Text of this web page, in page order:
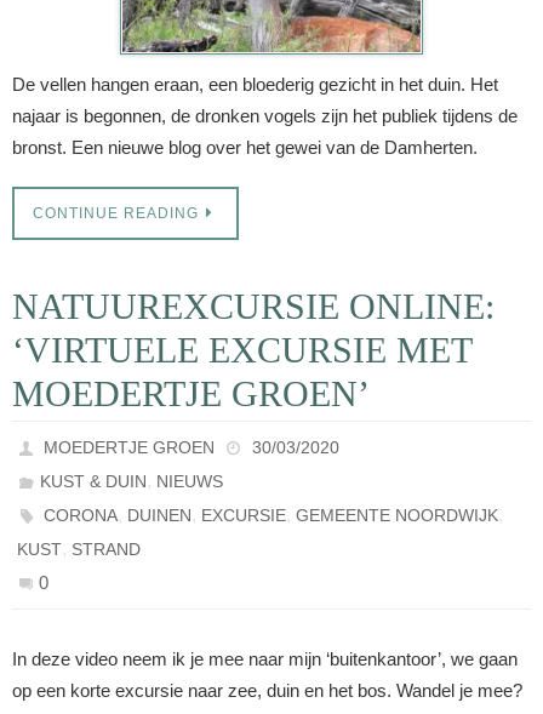
De vellen hangen eraan, een bloederig gezicht in het duin. Het
najaar is begonnen, de dronken vogels zijn het publiek tijdens de
bronst. Een nieuwe blog over het gewei van de Damherten.
CONTINUE READING
NATUUREXCURSIE ONLINE:
‘VIRTUELE EXCURSIE MET
MOEDERTJE GROEN’
MOEDERTJE GROEN
30/03/2020
KUST & DUIN, NIEUWS
CORONA, DUINEN, EXCURSIE,GEMEENTE NOORDWIJK,
KUST, STRAND
0
In deze video neem ik je mee naar mijn ‘buitenkantoor’, we gaan
op een korte excursie naar zee, duin en het bos. Wandel je mee?